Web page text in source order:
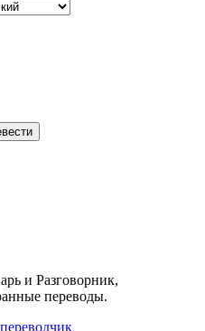
и Разговорник,
переводы.